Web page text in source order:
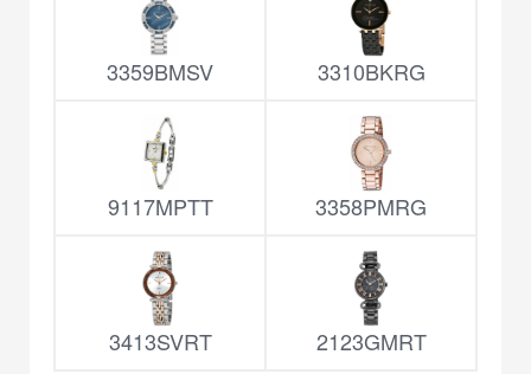
3359BMSV 3310BKRG
9117MPTT 3358PMRG
3413SVRT 2123GMRT